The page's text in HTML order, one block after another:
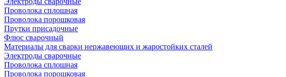
Проволока сплошная
Проволока порошковая
Прутки присадочные
Флюс сварочный
Материалы для сварки нержавеющих и жаростойких сталей
Электроды сварочные
Проволока сплошная
Проволока порошковая